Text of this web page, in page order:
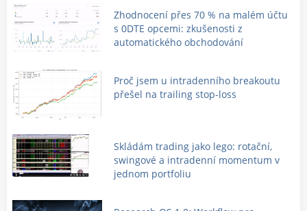
Zhodnocení přes 70 % na malém účtu
s 0DTE opcemi: zkušenosti z
automatického obchodování
Proč jsem u intradenního breakoutu
přešel na trailing stop-loss
Skládám trading jako lego: rotační,
swingové a intradenní momentum v
jednom portfoliu